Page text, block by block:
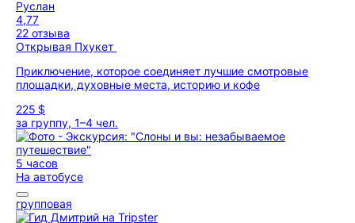
Руслан
4,77
22 отзыва
Открывая Пхукет
Приключение, которое соединяет лучшие смотровые
площадки, духовные места, историю и кофе
225 $
за группу, 1–4 чел.
5 часов
На автобусе
групповая